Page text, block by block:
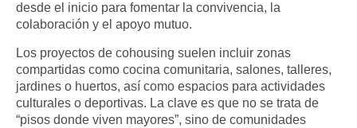
desde el inicio para fomentar la convivencia, la
colaboración y el apoyo mutuo.​
Los proyectos de cohousing suelen incluir zonas
compartidas como cocina comunitaria, salones, talleres,
jardines o huertos, así como espacios para actividades
culturales o deportivas. La clave es que no se trata de
“pisos donde viven mayores”, sino de comunidades